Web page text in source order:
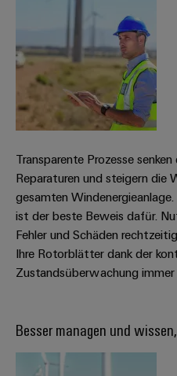
Transparente Prozesse
Reparaturen und steigern die
gesamten
ist der beste Beweis dafür.
Fehler und Schäden
Ihre Rotorblätter dank der
Zustandsüberwachung immer
Besser managen und